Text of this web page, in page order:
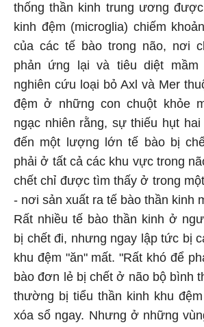
thống thần kinh trung ương
kinh đệm (microglia) chiếm
của các tế bào trong não, nơi
phản ứng lại và tiêu diệt mầm
nghiên cứu loại bỏ Axl và Mer
đệm ở những con chuột khỏe
ngạc nhiên rằng, sự thiếu hụt
đến một lượng lớn tế bào bị
phải ở tất cả các khu vực trong
chết chỉ được tìm thấy ở trong
- nơi sản xuất ra tế bào thần kinh
Rất nhiều tế bào thần kinh ở
bị chết đi, nhưng ngay lập tức bị
khu đệm "ăn" mất. "Rất khó để
bào đơn lẻ bị chết ở não bộ bình
thường bị tiểu thần kinh khu
xóa sổ ngay. Nhưng ở những